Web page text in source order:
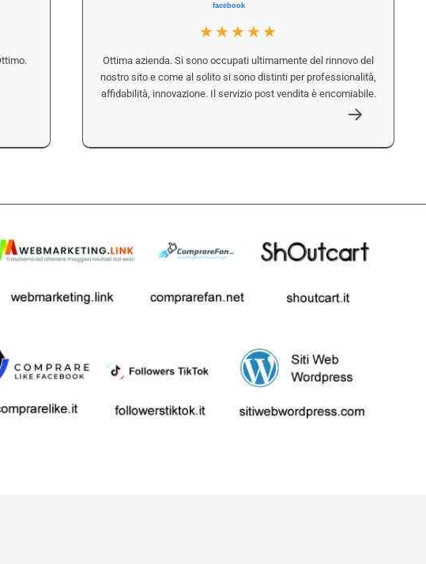
★★★★★
Ottima azienda. Si sono occupati ultimamente del rinnovo del
nostro sito e come al solito si sono distinti per professionalità,
affidabilità, innovazione. Il servizio post vendita è encomiabile.